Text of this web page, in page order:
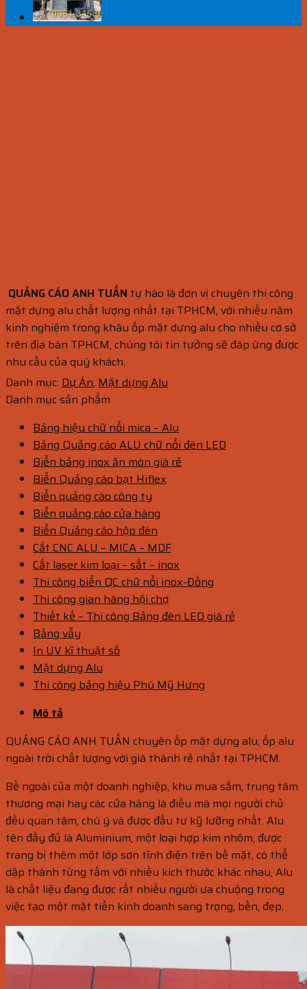
QUẢNG CÁO ANH TUẤN tự hào là đơn vị chuyên thi công
mặt dựng alu chất lượng nhất tại TPHCM, với nhiều năm
kinh nghiệm trong khâu ốp mặt dựng alu cho nhiều cơ sở
trên địa bàn TPHCM, chúng tôi tin tưởng sẽ đáp ứng được
nhu cầu của quý khách.
Danh mục: Dự Án, Mặt dựng Alu
Danh mục sản phẩm
Bảng hiệu chữ nổi mica – Alu
Bảng Quảng cáo ALU chữ nổi đèn LED
Biển bảng inox ăn mòn giá rẻ
Biển Quảng cáo bạt Hiflex
Biển quảng cáo công ty
Biển quảng cáo cửa hàng
Biển Quảng cáo hộp đèn
Cắt CNC ALU – MICA – MDF
Cắt laser kim loại – sắt – inox
Thi công biển QC chữ nổi inox-Đồng
Thi công gian hàng hội chợ
Thiết kế – Thi công Bảng đèn LED giá rẻ
Bảng vẫy
In UV kĩ thuật số
Mặt dựng Alu
Thi công bảng hiệu Phú Mỹ Hưng
Mô tả
QUẢNG CÁO ANH TUẤN chuyên ốp mặt dựng alu, ốp alu
ngoài trời chất lượng với giá thành rẻ nhất tại TPHCM.
Bề ngoài của một doanh nghiệp, khu mua sắm, trung tâm
thương mại hay các cửa hàng là điều mà mọi người chủ
đều quan tâm, chú ý và được đầu tư kỹ lưỡng nhất. Alu
tên đầy đủ là Aluminium, một loại hợp kim nhôm, được
trang bị thêm một lớp sơn tĩnh điện trên bề mặt, có thể
dập thành từng tấm với nhiều kích thước khác nhau, Alu
là chất liệu đang được rất nhiều người ưa chuộng trong
việc tạo một mặt tiền kinh doanh sang trọng, bền, đẹp.